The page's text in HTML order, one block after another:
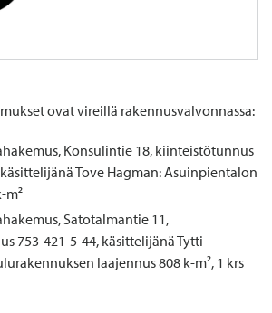
ovat vireillä rakennusvalvonnassa:
Konsulintie 18, kiinteistötunnus
Tove Hagman: Asuinpientalon
m²
Satotalmantie 11,
753-421-5-44, käsittelijänä Tytti
laajennus 808 k-m², 1 krs